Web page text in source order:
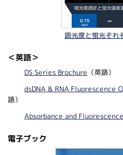
吸光度と蛍光それ
＜英語＞
DS Series Brochure （英語）
dsDNA & RNA Fluorescence
語）
Absorbance and
電子ブック